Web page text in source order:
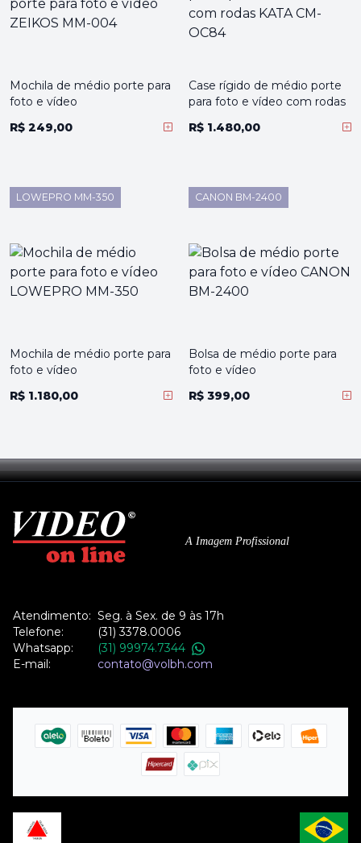
Mochila de médio porte para
foto e vídeo
R$ 249,00
Case rígido de médio porte
para foto e vídeo com rodas
R$ 1.480,00
LOWEPRO MM-350
Mochila de médio porte para
foto e vídeo
R$ 1.180,00
CANON BM-2400
Bolsa de médio porte para
foto e vídeo
R$ 399,00
A Imagem Profissional
Atendimento: Seg. à Sex. de 9 às 17h
Telefone:
(31) 3378.0006
Whatsapp:
(31) 99974.7344
E-mail:
contato@volbh.com